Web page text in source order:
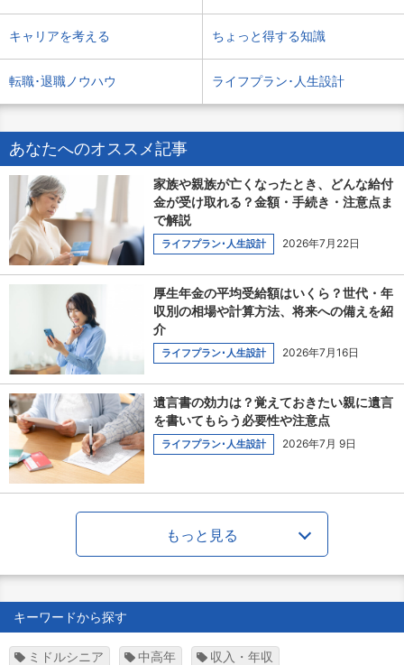
キャリアを考える ちょっと得する知識
転職･退職ノウハウ ライフプラン･人生設計
あなたへのオススメ記事
家族や親族が亡くなったとき、どんな給付
金が受け取れる？金額・手続き・注意点ま
で解説
ライフプラン･人生設計 2026年7月22日
厚生年金の平均受給額はいくら？世代・年
収別の相場や計算方法、将来への備えを紹
介
ライフプラン･人生設計 2026年7月16日
遺言書の効力は？覚えておきたい親に遺言
を書いてもらう必要性や注意点
ライフプラン･人生設計 2026年7月 9日
もっと見る
キーワードから探す
ミドルシニア 中高年 収入・年収